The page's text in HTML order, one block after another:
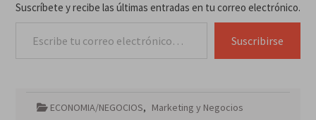
Suscríbete y recibe las últimas entradas en tu correo electrónico.
Suscribirse
ECONOMIA/NEGOCIOS, Marketing y Negocios